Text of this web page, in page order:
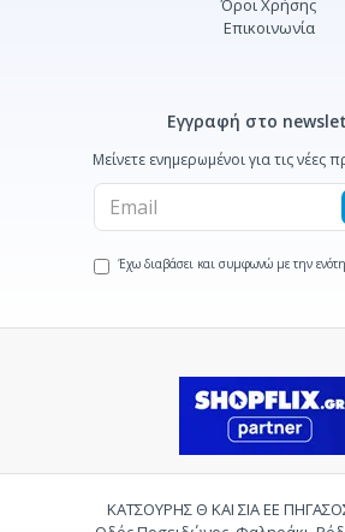
Όροι Χρήσης
Επικοινωνία
Εγγραφή στο
Μείνετε ενημερωμένοι για τις νέες
Έχω διαβάσει και συμφωνώ με την
ΚΑΤΣΟΥΡΗΣ Θ ΚΑΙ ΣΙΑ ΕΕ